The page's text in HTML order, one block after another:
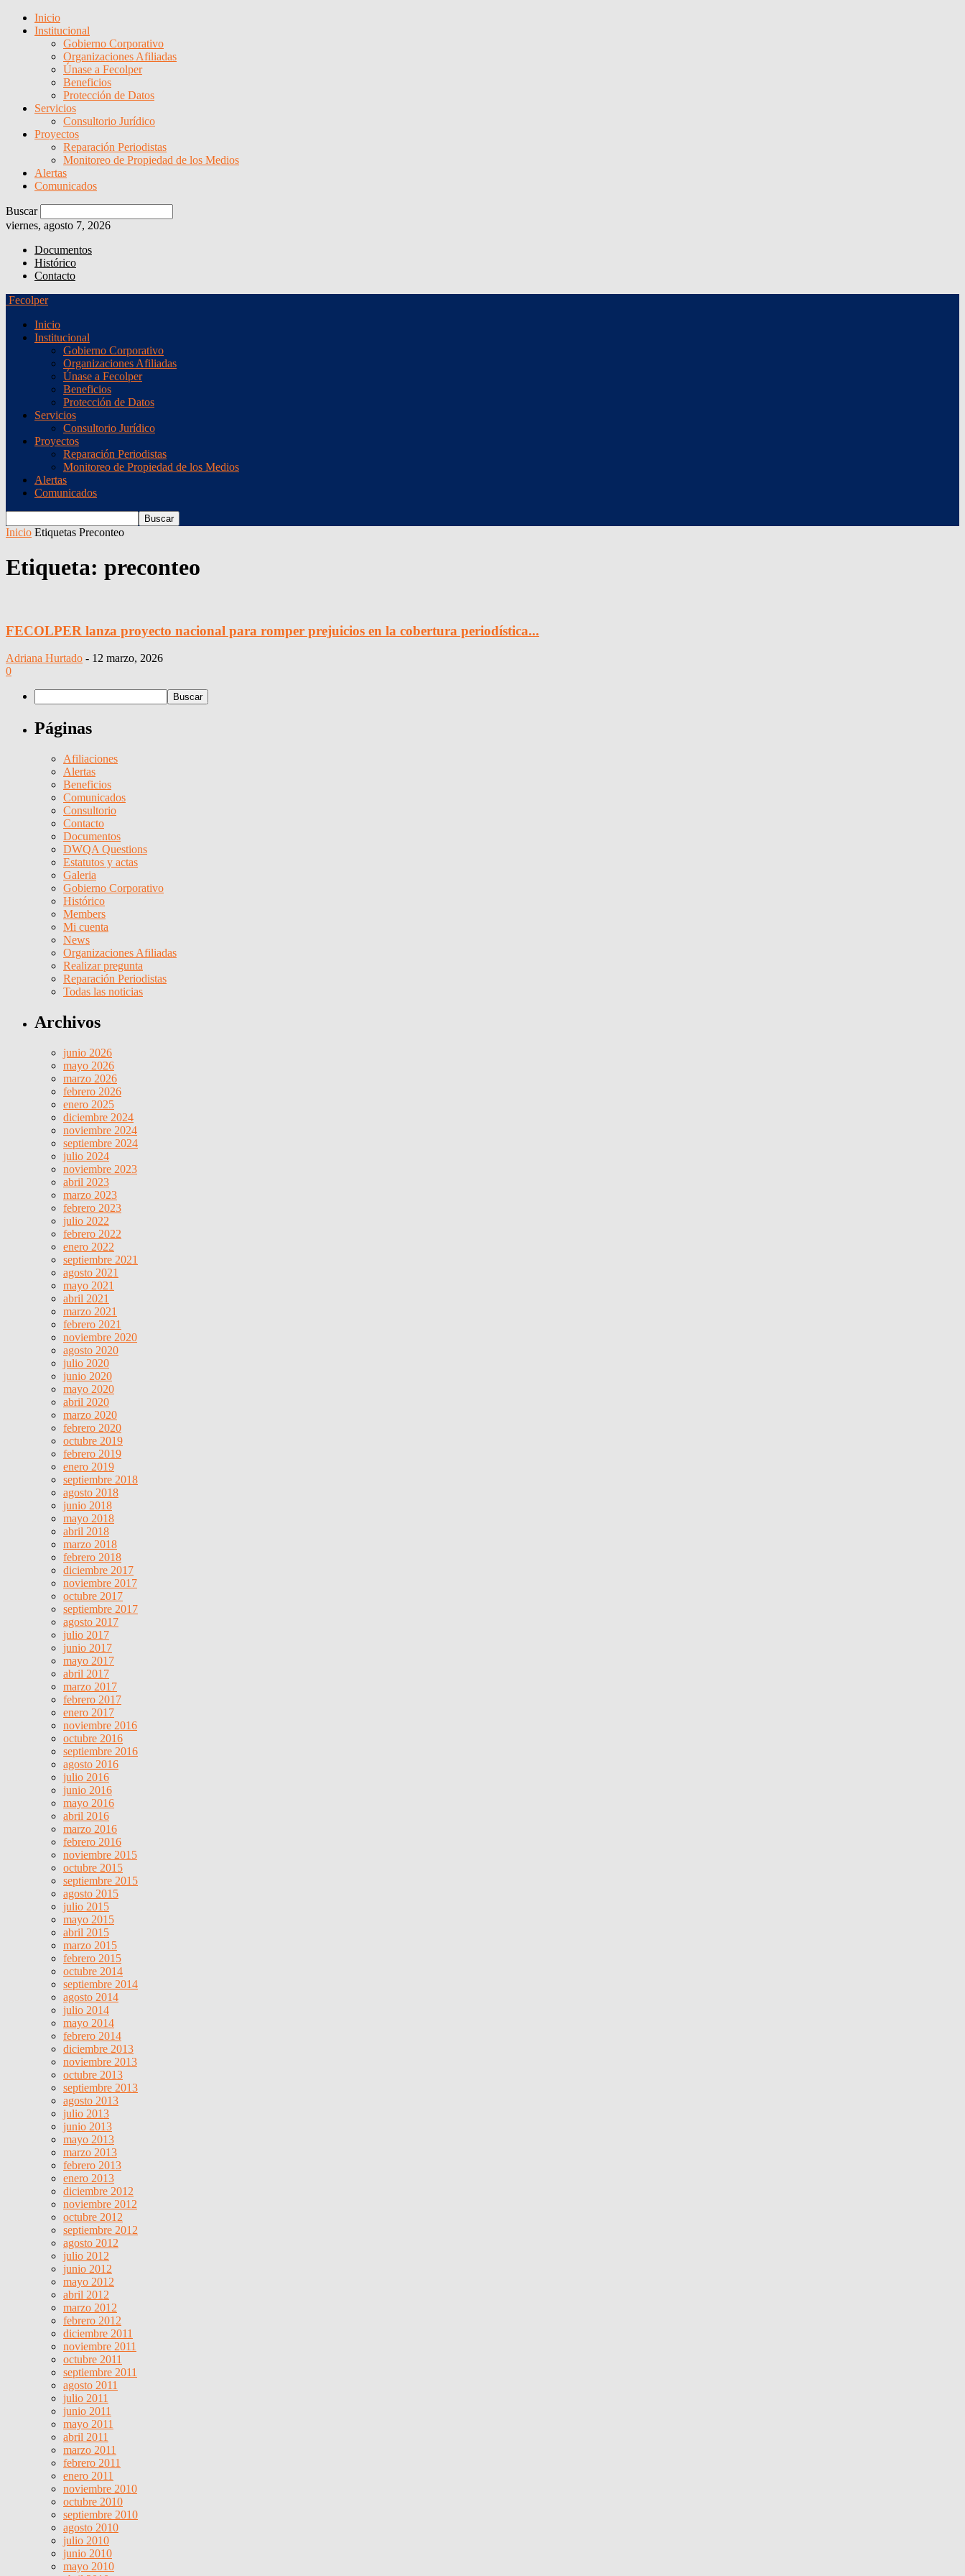
Inicio
Institucional
Gobierno Corporativo
Organizaciones Afiliadas
Únase a Fecolper
Beneficios
Protección de Datos
Servicios
Consultorio Jurídico
Proyectos
Reparación Periodistas
Monitoreo de Propiedad de los Medios
Alertas
Comunicados
Buscar
viernes, agosto 7, 2026
Documentos
Histórico
Contacto
Fecolper
Inicio
Institucional
Gobierno Corporativo
Organizaciones Afiliadas
Únase a Fecolper
Beneficios
Protección de Datos
Servicios
Consultorio Jurídico
Proyectos
Reparación Periodistas
Monitoreo de Propiedad de los Medios
Alertas
Comunicados
Inicio Etiquetas Preconteo
Etiqueta: preconteo
FECOLPER lanza proyecto nacional para romper prejuicios en la cobertura periodística...
Adriana Hurtado - 12 marzo, 2026
0
Páginas
Afiliaciones
Alertas
Beneficios
Comunicados
Consultorio
Contacto
Documentos
DWQA Questions
Estatutos y actas
Galeria
Gobierno Corporativo
Histórico
Members
Mi cuenta
News
Organizaciones Afiliadas
Realizar pregunta
Reparación Periodistas
Todas las noticias
Archivos
junio 2026
mayo 2026
marzo 2026
febrero 2026
enero 2025
diciembre 2024
noviembre 2024
septiembre 2024
julio 2024
noviembre 2023
abril 2023
marzo 2023
febrero 2023
julio 2022
febrero 2022
enero 2022
septiembre 2021
agosto 2021
mayo 2021
abril 2021
marzo 2021
febrero 2021
noviembre 2020
agosto 2020
julio 2020
junio 2020
mayo 2020
abril 2020
marzo 2020
febrero 2020
octubre 2019
febrero 2019
enero 2019
septiembre 2018
agosto 2018
junio 2018
mayo 2018
abril 2018
marzo 2018
febrero 2018
diciembre 2017
noviembre 2017
octubre 2017
septiembre 2017
agosto 2017
julio 2017
junio 2017
mayo 2017
abril 2017
marzo 2017
febrero 2017
enero 2017
noviembre 2016
octubre 2016
septiembre 2016
agosto 2016
julio 2016
junio 2016
mayo 2016
abril 2016
marzo 2016
febrero 2016
noviembre 2015
octubre 2015
septiembre 2015
agosto 2015
julio 2015
mayo 2015
abril 2015
marzo 2015
febrero 2015
octubre 2014
septiembre 2014
agosto 2014
julio 2014
mayo 2014
febrero 2014
diciembre 2013
noviembre 2013
octubre 2013
septiembre 2013
agosto 2013
julio 2013
junio 2013
mayo 2013
marzo 2013
febrero 2013
enero 2013
diciembre 2012
noviembre 2012
octubre 2012
septiembre 2012
agosto 2012
julio 2012
junio 2012
mayo 2012
abril 2012
marzo 2012
febrero 2012
diciembre 2011
noviembre 2011
octubre 2011
septiembre 2011
agosto 2011
julio 2011
junio 2011
mayo 2011
abril 2011
marzo 2011
febrero 2011
enero 2011
noviembre 2010
octubre 2010
septiembre 2010
agosto 2010
julio 2010
junio 2010
mayo 2010